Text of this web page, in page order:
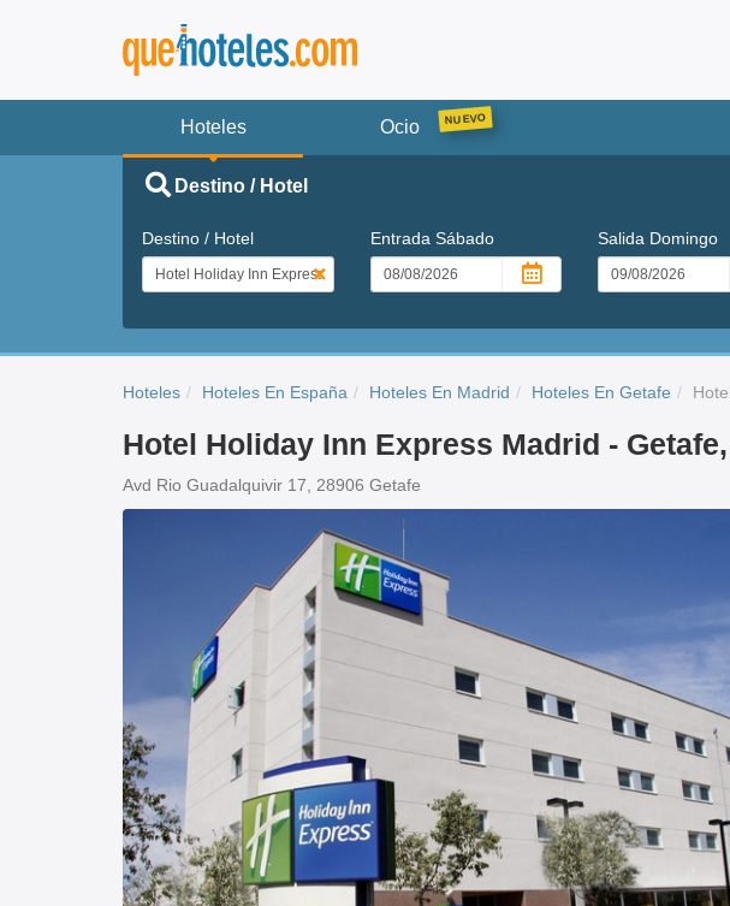
Hoteles Ocio
Destino / Hotel
Destino / Hotel Entrada Sábado Salida Domingo
Hoteles Hoteles En España Hoteles En Madrid Hoteles En Getafe
Hotel Holiday Inn Express Madrid -
Avd Rio Guadalquivir 17, 28906 Getafe